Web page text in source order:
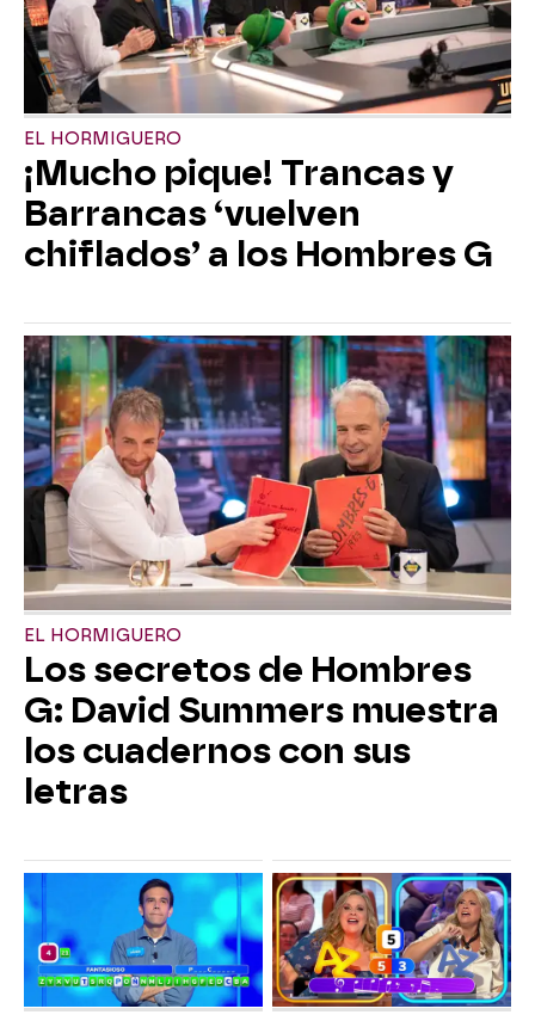
EL HORMIGUERO
¡Mucho pique! Trancas y
Barrancas ‘vuelven
chiflados’ a los Hombres G
EL HORMIGUERO
Los secretos de Hombres
G: David Summers muestra
los cuadernos con sus
letras